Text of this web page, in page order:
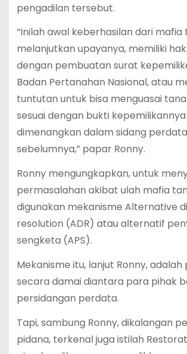
pengadilan tersebut.
“Inilah awal keberhasilan dari mafia
melanjutkan upayanya, memiliki
dengan pembuatan surat
Badan Pertanahan Nasional, atau
tuntutan untuk bisa menguasai
sesuai dengan bukti
dimenangkan dalam sidang perdata
sebelumnya,” papar Ronny.
Ronny mengungkapkan, untuk
permasalahan akibat ulah mafia
digunakan mekanisme Alternative
resolution (ADR) atau alternatif
sengketa (APS).
Mekanisme itu, lanjut Ronny, adalah
secara damai diantara para pihak
persidangan perdata.
Tapi, sambung Ronny, dikalangan
pidana, terkenal juga istilah